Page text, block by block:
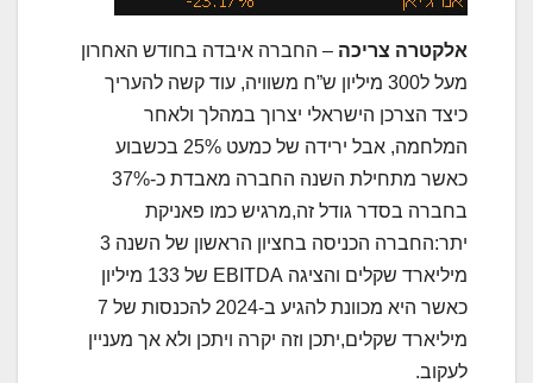
אלקטרה צריכה – החברה איבדה בחודש האחרון
מעל ל300 מיליון ש”ח משוויה, עוד קשה להעריך
כיצד הצרכן הישראלי יצרוך במהלך ולאחר
המלחמה, אבל ירידה של כמעט 25% בכשבוע
כאשר מתחילת השנה החברה מאבדת כ-37%
בחברה בסדר גודל זה,מרגיש כמו פאניקת
יתר:החברה הכניסה בחציון הראשון של השנה 3
מיליארד שקלים והציגה EBITDA של 133 מיליון
כאשר היא מכוונת להגיע ב-2024 להכנסות של 7
מיליארד שקלים,יתכן וזה יקרה ויתכן ולא אך מעניין
לעקוב.